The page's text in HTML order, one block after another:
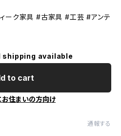
ーク家具 #古家具 #工芸 #アンテ
available
to cart
お住まいの方向け
通報する